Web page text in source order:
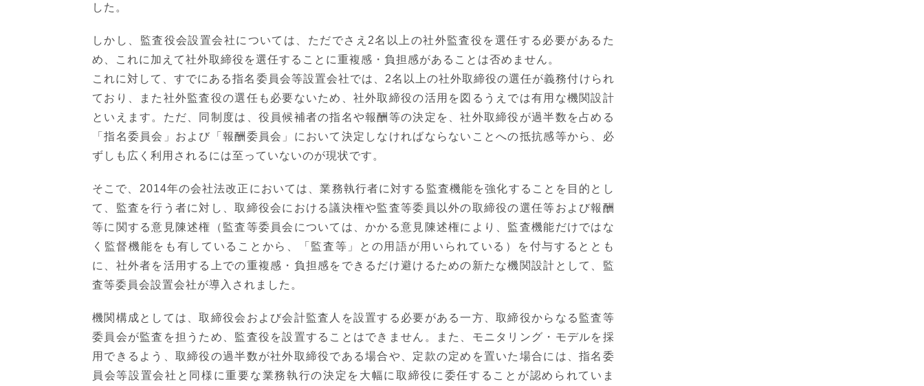
した。
しかし、監査役会設置会社については、ただでさえ2名以上の社外監査役を選任する必要があるた
め、これに加えて社外取締役を選任することに重複感・負担感があることは否めません。
これに対して、すでにある指名委員会等設置会社では、2名以上の社外取締役の選任が義務付けられ
ており、また社外監査役の選任も必要ないため、社外取締役の活用を図るうえでは有用な機関設計
といえます。ただ、同制度は、役員候補者の指名や報酬等の決定を、社外取締役が過半数を占める
「指名委員会」および「報酬委員会」において決定しなければならないことへの抵抗感等から、必
ずしも広く利用されるには至っていないのが現状です。
そこで、2014年の会社法改正においては、業務執行者に対する監査機能を強化することを目的とし
て、監査を行う者に対し、取締役会における議決権や監査等委員以外の取締役の選任等および報酬
等に関する意見陳述権（監査等委員会については、かかる意見陳述権により、監査機能だけではな
く監督機能をも有していることから、「監査等」との用語が用いられている）を付与するととも
に、社外者を活用する上での重複感・負担感をできるだけ避けるための新たな機関設計として、監
査等委員会設置会社が導入されました。
機関構成としては、取締役会および会計監査人を設置する必要がある一方、取締役からなる監査等
委員会が監査を担うため、監査役を設置することはできません。また、モニタリング・モデルを採
用できるよう、取締役の過半数が社外取締役である場合や、定款の定めを置いた場合には、指名委
員会等設置会社と同様に重要な業務執行の決定を大幅に取締役に委任することが認められていま